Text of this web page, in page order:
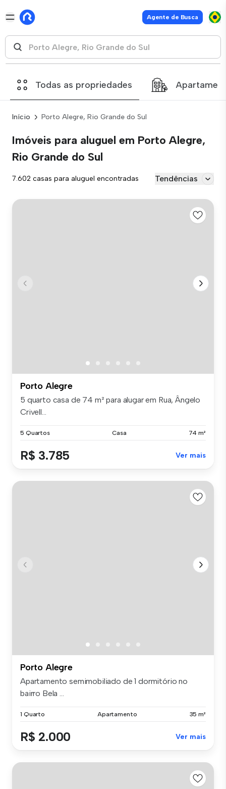
Agente de Busca
Todas as propriedades
Início Porto Alegre, Rio Grande do Sul
Imóveis para aluguel em Porto Alegre,
Rio Grande do Sul
7.602 casas para aluguel encontradas Tendências
Porto Alegre
5 quarto casa de 74 m² para alugar em Rua, Ângelo
Crivell...
5 Quartos Casa 74 m²
R$ 3.785 Ver mais
Porto Alegre
Apartamento semimobiliado de 1 dormitório no
bairro Bela ...
1 Quarto Apartamento 35 m²
R$ 2.000 Ver mais